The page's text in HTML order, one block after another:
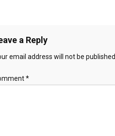
a Reply
email address will not be published.
*